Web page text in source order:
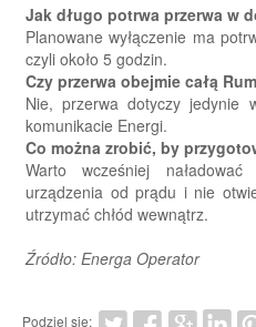
Jak długo potrwa przerwa w
Planowane wyłączenie ma
czyli około 5 godzin.
Czy przerwa obejmie całą
Nie, przerwa dotyczy jedynie
komunikacie Energi.
Co można zrobić, by
Warto wcześniej
urządzenia od prądu i nie
utrzymać chłód wewnątrz.
Źródło: Energa Operator
Podziel się: